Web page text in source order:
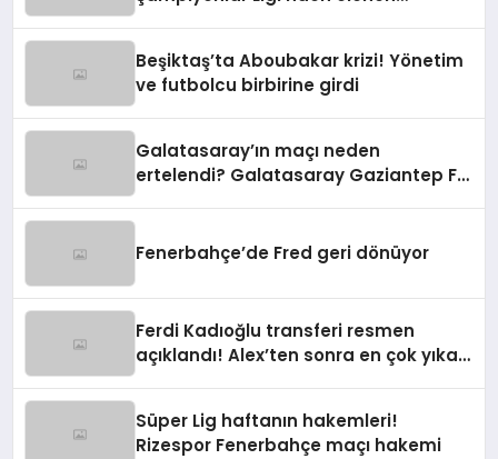
Beşiktaş’ta Aboubakar krizi! Yönetim
ve futbolcu birbirine girdi
Galatasaray’ın maçı neden
ertelendi? Galatasaray Gaziantep FK
Fenerbahçe’de Fred geri dönüyor
Ferdi Kadıoğlu transferi resmen
açıklandı! Alex’ten sonra en çok yıkan
Süper Lig haftanın hakemleri!
Rizespor Fenerbahçe maçı hakemi